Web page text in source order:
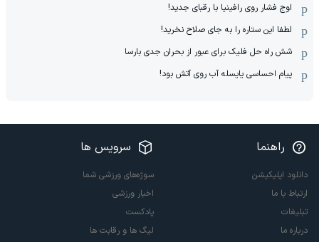
اوج فشار روی رافینیا با رقبای جدید!
لطفا این ستاره را به جای صلاح نخرید!
شش راه حل فلیک برای عبور از بحران جدی بارسا
پیام احساسی یایسله آب روی آتش بود!
راهنما
دانلود اپلیکیشن
ارتباط با ما
تبلیغات
درباره ما
سرویس ها
سوژه‌های ورزشی شما
اخبار ورزشی
پادکست
لیگ ها و رقابت ها